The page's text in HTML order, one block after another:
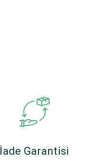
İade Garantisi